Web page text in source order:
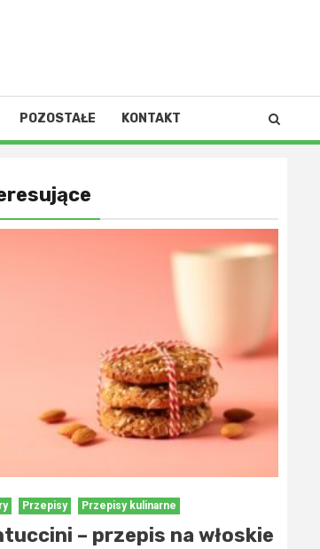
POZOSTAŁE KONTAKT
Przepisy Przepisy kulinarne
– przepis na włoskie